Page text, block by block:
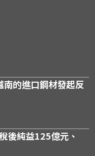
的進口鋼材發起反
後純益125億元、